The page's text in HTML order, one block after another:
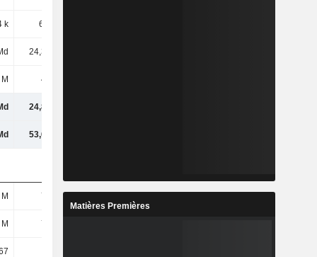
k 6,83 M
24,37 Md
458 M
24,82 Md
53,62 Md
716 M
716 M
Matières Premières